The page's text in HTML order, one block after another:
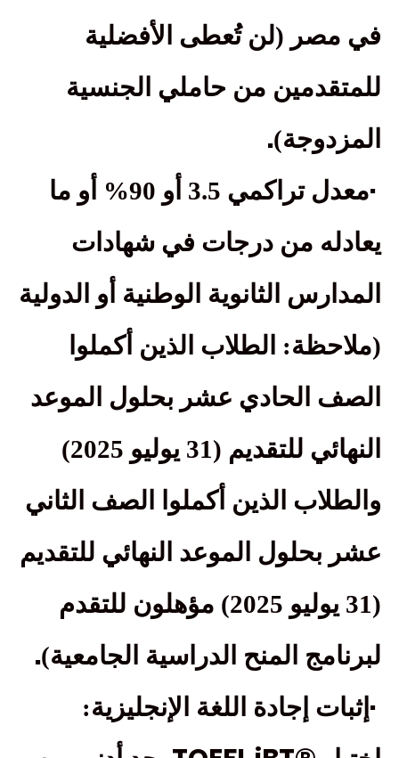
في مصر (لن تُعطى الأفضلية
للمتقدمين من حاملي الجنسية
المزدوجة).
·
معدل تراكمي 3.5 أو 90% أو ما
يعادله من درجات في شهادات
المدارس الثانوية الوطنية أو الدولية
(ملاحظة: الطلاب الذين أكملوا
الصف الحادي عشر بحلول الموعد
النهائي للتقديم (31 يوليو 2025)
والطلاب الذين أكملوا الصف الثاني
عشر بحلول الموعد النهائي للتقديم
(31 يوليو 2025) مؤهلون للتقدم
لبرنامج المنح الدراسية الجامعية).
· إثبات إجادة اللغة الإنجليزية: